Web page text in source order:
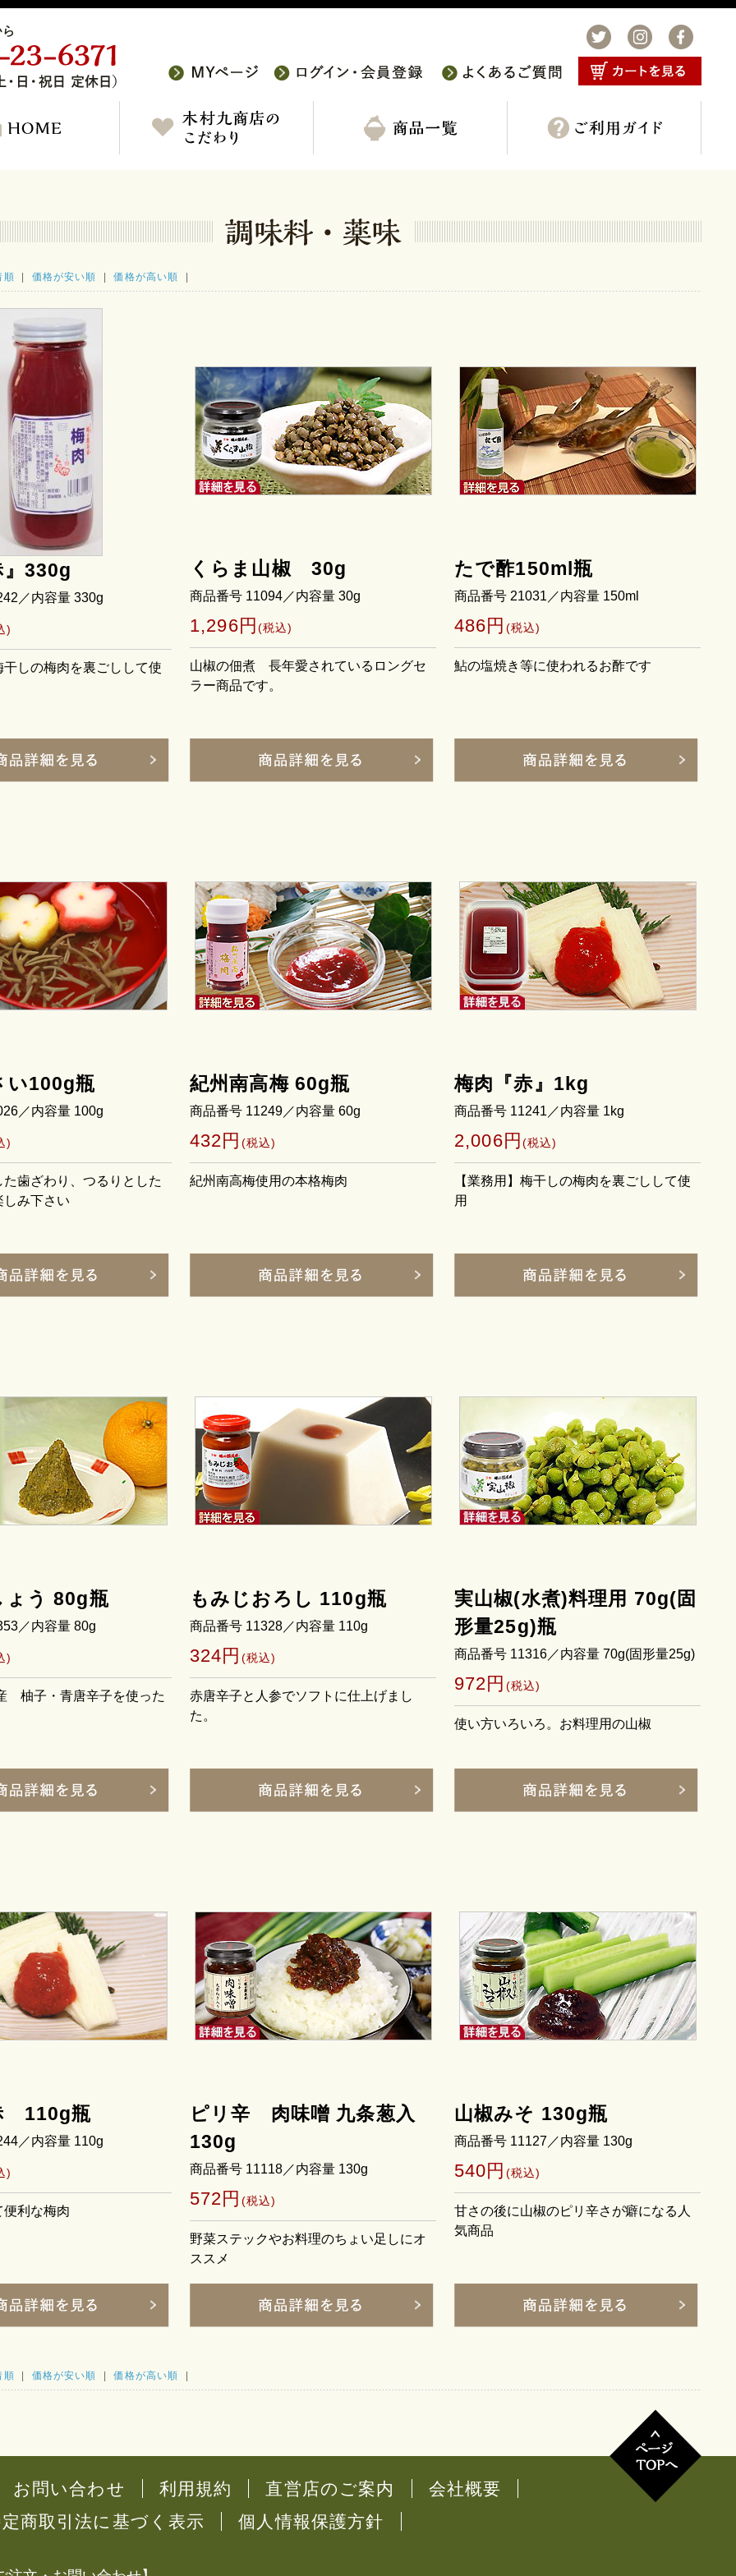
順 | 価格が安い順 |価格が高い順 |
』330g
／内容量 330g
)
しの梅肉を裏ごしして使
くらま山椒 30g
商品番号 11094／内容量 30g
1,296円 (税込)
山椒の佃煮 長年愛されているロングセ
ラー商品です。
たで酢150ml瓶
商品番号 21031／内容量 150ml
486円 (税込)
鮎の塩焼き等に使われるお酢です
い100g瓶
／内容量 100g
)
歯ざわり、つるりとした
しみ下さい
紀州南高梅 60g瓶
商品番号 11249／内容量 60g
432円 (税込)
紀州南高梅使用の本格梅肉
梅肉『赤』1kg
商品番号 11241／内容量 1kg
2,006円 (税込)
【業務用】梅干しの梅肉を裏ごしして使
用
ょう 80g瓶
／内容量 80g
)
柚子・青唐辛子を使った
もみじおろし 110g瓶
商品番号 11328／内容量 110g
324円 (税込)
赤唐辛子と人参でソフトに仕上げまし
た。
実山椒(水煮)料理用 70g(固
形量25g)瓶
商品番号 11316／内容量 70g(固形量25g)
972円 (税込)
使い方いろいろ。お料理用の山椒
110g瓶
／内容量 110g
)
便利な梅肉
ピリ辛 肉味噌 九条葱入
130g
商品番号 11118／内容量 130g
572円 (税込)
野菜ステックやお料理のちょい足しにオ
ススメ
山椒みそ 130g瓶
商品番号 11127／内容量 130g
540円 (税込)
甘さの後に山椒のピリ辛さが癖になる人
気商品
順 | 価格が安い順 |価格が高い順 |
お問い合わせ 利用規約 直営店のご案内
会社概要
商取引法に基づく表示
個人情報保護方針